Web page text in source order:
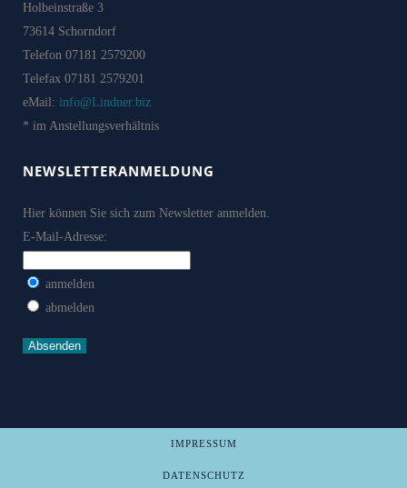
Holbeinstraße 3
73614 Schorndorf
Telefon 07181 2579200
Telefax 07181 2579201
eMail: info@Lindner.biz
* im Anstellungsverhältnis
NEWSLETTERANMELDUNG
Hier können Sie sich zum Newsletter anmelden.
E-Mail-Adresse:
anmelden
abmelden
IMPRESSUM
DATENSCHUTZ